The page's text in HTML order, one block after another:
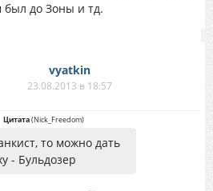
был до Зоны и тд.
vyatkin
23.08.2013 в 18:57
Цитата(Nick_Freedom)
то можно дать
- Бульдозер